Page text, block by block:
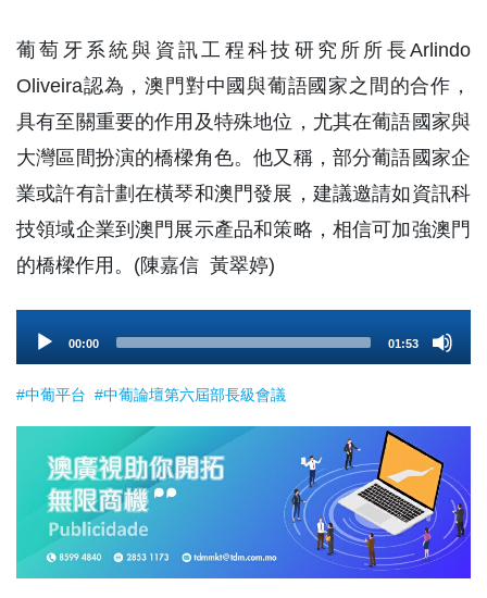
葡萄牙系統與資訊工程科技研究所所長Arlindo
Oliveira認為，澳門對中國與葡語國家之間的合作，
具有至關重要的作用及特殊地位，尤其在葡語國家與
大灣區間扮演的橋樑角色。他又稱，部分葡語國家企
業或許有計劃在橫琴和澳門發展，建議邀請如資訊科
技領域企業到澳門展示產品和策略，相信可加強澳門
的橋樑作用。(陳嘉信 黃翠婷)
Player
00:00 01:53
#中葡平台 #中葡論壇第六屆部長級會議